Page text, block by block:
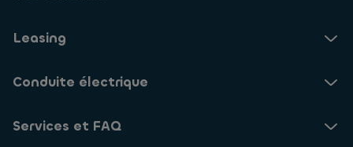
Leasing
Conduite électrique
Services et FAQ